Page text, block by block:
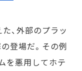
、外部のプラッ
登場だ。その例
を悪用してホテ